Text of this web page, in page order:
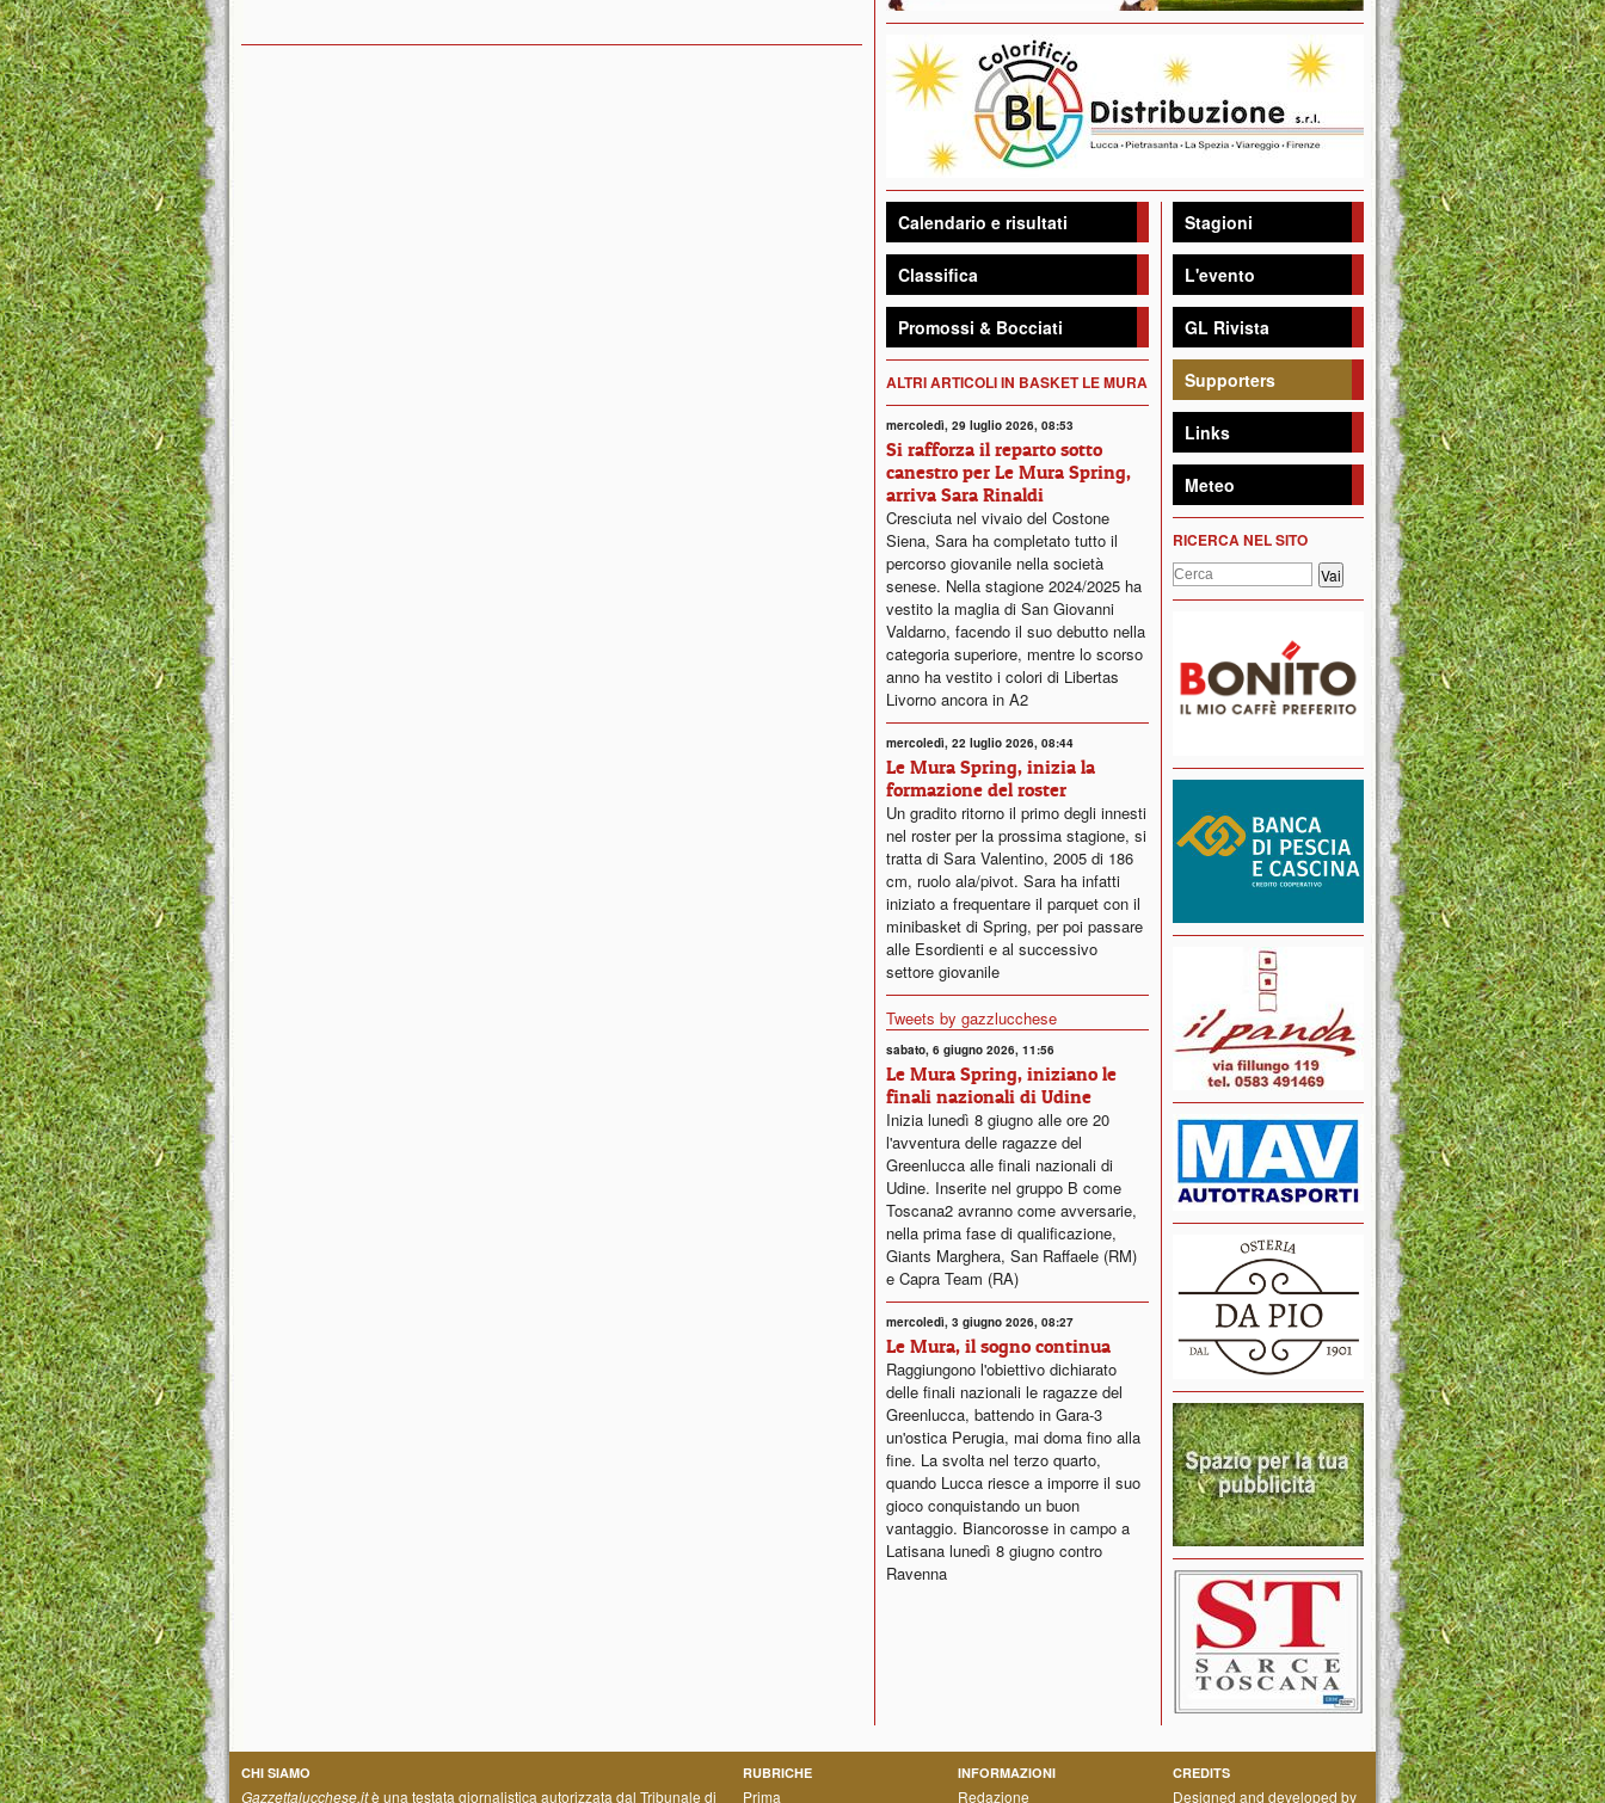
Calendario e risultati
Classifica
Promossi & Bocciati
ALTRI ARTICOLI IN BASKET LE MURA
mercoledì, 29 luglio 2026, 08:53
Si rafforza il reparto sotto
canestro per Le Mura Spring,
arriva Sara Rinaldi
Cresciuta nel vivaio del Costone
Siena, Sara ha completato tutto il
percorso giovanile nella società
senese. Nella stagione 2024/2025 ha
vestito la maglia di San Giovanni
Valdarno, facendo il suo debutto nella
categoria superiore, mentre lo scorso
anno ha vestito i colori di Libertas
Livorno ancora in A2
mercoledì, 22 luglio 2026, 08:44
Le Mura Spring, inizia la
formazione del roster
Un gradito ritorno il primo degli innesti
nel roster per la prossima stagione, si
tratta di Sara Valentino, 2005 di 186
cm, ruolo ala/pivot. Sara ha infatti
iniziato a frequentare il parquet con il
minibasket di Spring, per poi passare
alle Esordienti e al successivo
settore giovanile
Tweets by gazzlucchese
sabato, 6 giugno 2026, 11:56
Le Mura Spring, iniziano le
finali nazionali di Udine
Inizia lunedì 8 giugno alle ore 20
l'avventura delle ragazze del
Greenlucca alle finali nazionali di
Udine. Inserite nel gruppo B come
Toscana2 avranno come avversarie,
nella prima fase di qualificazione,
Giants Marghera, San Raffaele (RM)
e Capra Team (RA)
mercoledì, 3 giugno 2026, 08:27
Le Mura, il sogno continua
Raggiungono l'obiettivo dichiarato
delle finali nazionali le ragazze del
Greenlucca, battendo in Gara-3
un'ostica Perugia, mai doma fino alla
fine. La svolta nel terzo quarto,
quando Lucca riesce a imporre il suo
gioco conquistando un buon
vantaggio. Biancorosse in campo a
Latisana lunedì 8 giugno contro
Ravenna
Stagioni
L'evento
GL Rivista
Supporters
Links
Meteo
RICERCA NEL SITO
CHI SIAMO
Gazzettalucchese.itè una testata giornalistica autorizzata dal Tribunale di
RUBRICHE
Prima
INFORMAZIONI
Redazione
CREDITS
Designed and developed by